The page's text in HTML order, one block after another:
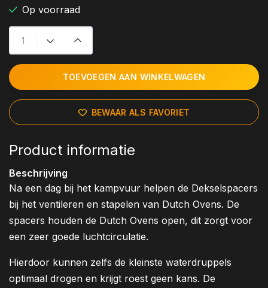
Op voorraad
TOEVOEGEN AAN WINKELWAGEN
BEWAAR ALS FAVORIET
Product informatie
Beschrijving
Na een dag bij het kampvuur helpen de Dekselspacers
bij het ventileren en stapelen van Dutch Ovens. De
spacers houden de Dutch Ovens open, dit zorgt voor
een zeer goede luchtcirculatie.
Hierdoor kunnen zelfs de kleinste waterdruppels
optimaal drogen en krijgt roest geen kans. De